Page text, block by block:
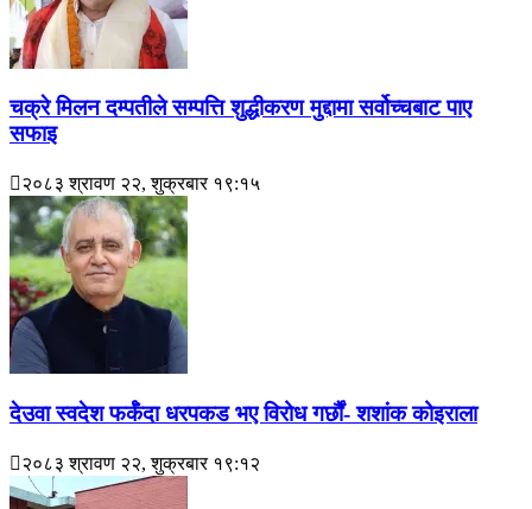
चक्रे मिलन दम्पतीले सम्पत्ति शुद्धीकरण मुद्दामा सर्वोच्चबाट पाए
सफाइ
२०८३ श्रावण २२, शुक्रबार १९:१५
देउवा स्वदेश फर्कँदा धरपकड भए विरोध गर्छौं- शशांक कोइराला
२०८३ श्रावण २२, शुक्रबार १९:१२